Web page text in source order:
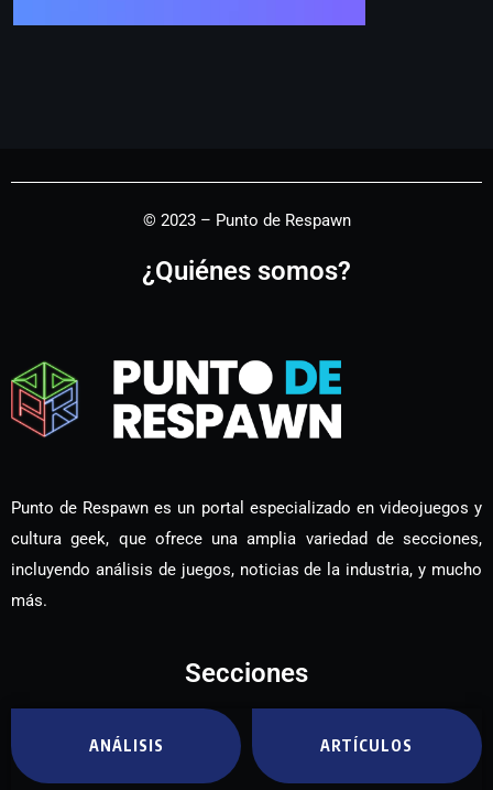
© 2023 – Punto de Respawn
¿Quiénes somos?
Punto de Respawn es un portal especializado en videojuegos y
cultura geek, que ofrece una amplia variedad de secciones,
incluyendo análisis de juegos, noticias de la industria, y mucho
más.
Secciones
ANÁLISIS ARTÍCULOS